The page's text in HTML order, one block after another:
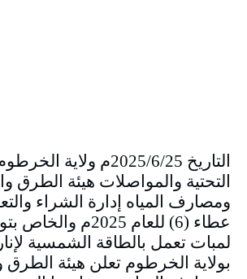
التاريخ 2025/6/25م
التحتية والمواصلات هيئة الطرق
ومصارف المياه إدارة الشراء
عطاء (6) للعام 2025م
لمبات تعمل بالطاقة الشمسية
بولاية الخرطوم تعلن هيئة الطرق